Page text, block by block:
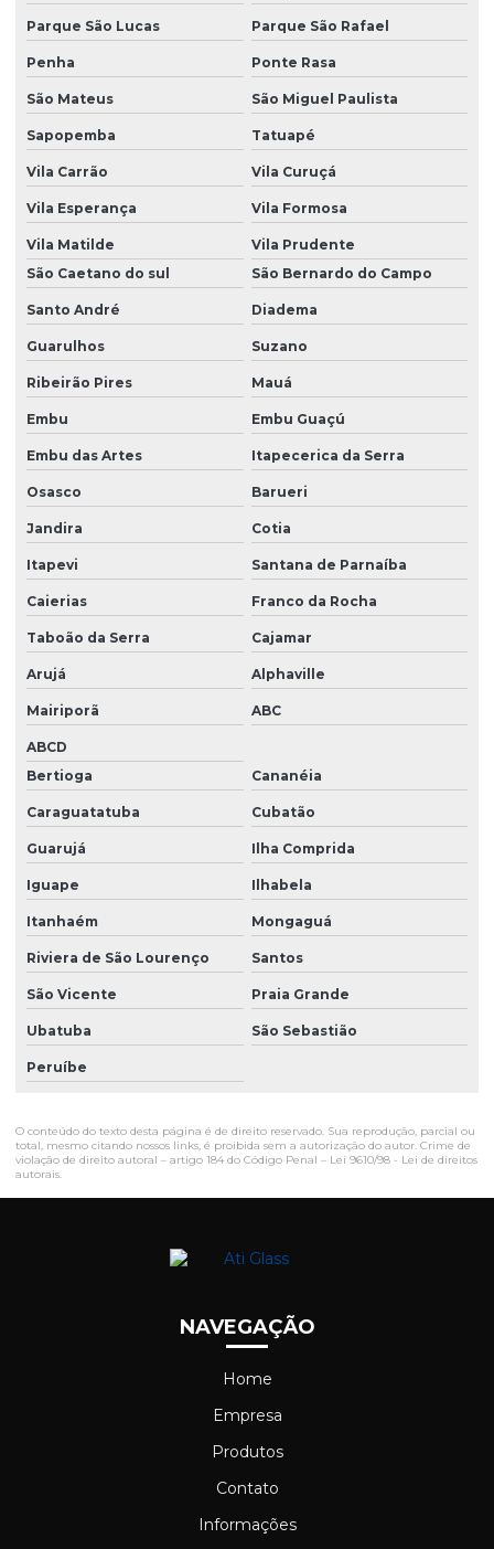
Parque São Lucas Parque São Rafael
Penha Ponte Rasa
São Mateus São Miguel Paulista
Sapopemba Tatuapé
Vila Carrão Vila Curuçá
Vila Esperança Vila Formosa
Vila Matilde
Vila Prudente
São Caetano do sul
São Bernardo do Campo
Santo André Diadema
Guarulhos Suzano
Ribeirão Pires Mauá
Embu Embu Guaçú
Embu das Artes Itapecerica da Serra
Osasco Barueri
Jandira Cotia
Itapevi Santana de Parnaíba
Caierias Franco da Rocha
Taboão da Serra Cajamar
Arujá Alphaville
Mairiporã ABC
ABCD
Bertioga
Cananéia
Caraguatatuba Cubatão
Guarujá Ilha Comprida
Iguape Ilhabela
Itanhaém Mongaguá
Riviera de São Lourenço Santos
São Vicente Praia Grande
Ubatuba São Sebastião
Peruíbe
O conteúdo do texto desta página é de direito reservado. Sua reprodução, parcial ou
total, mesmo citando nossos links, é proibida sem a autorização do autor. Crime de
violação de direito autoral – artigo 184 do Código Penal – Lei 9610/98 - Lei de direitos
autorais.
NAVEGAÇÃO
Home
Empresa
Produtos
Contato
Informações